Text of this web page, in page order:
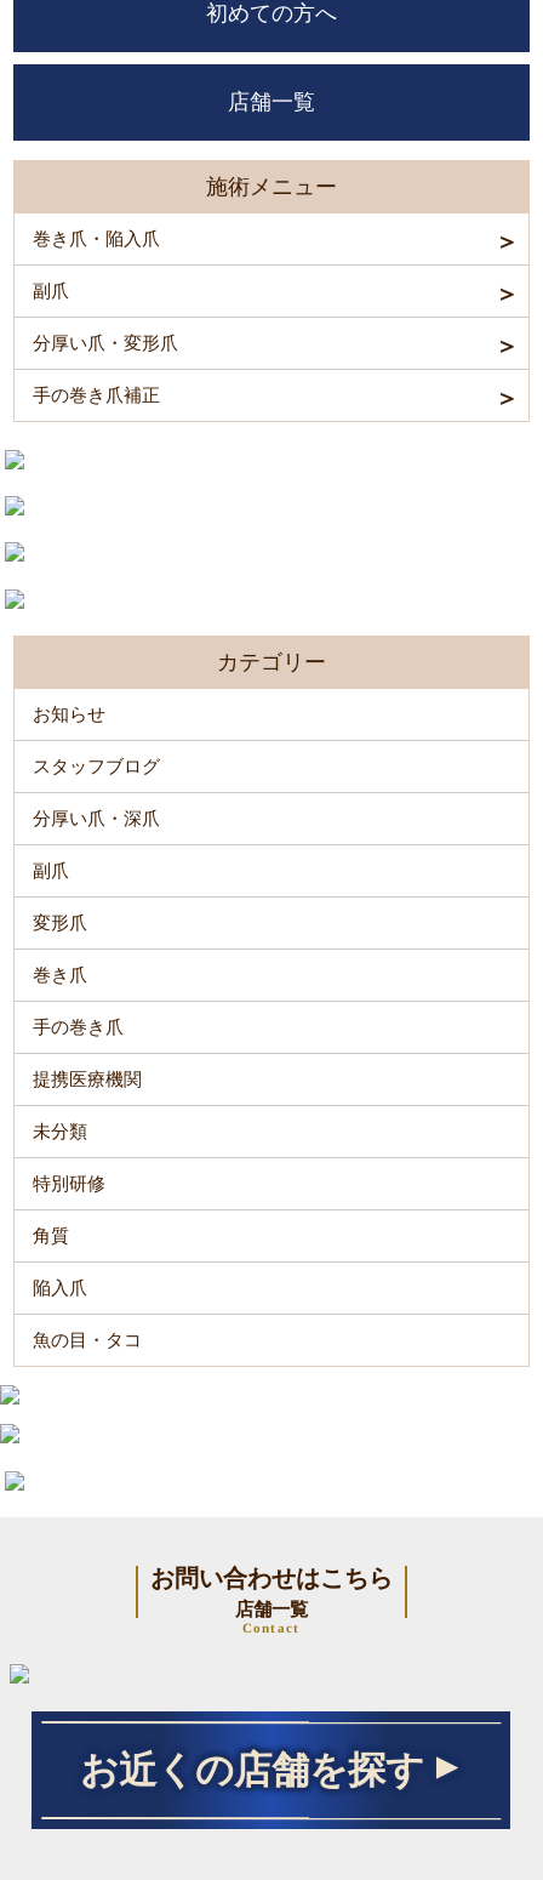
初めての方へ
店舗一覧
施術メニュー
巻き爪・陥入爪
副爪
分厚い爪・変形爪
手の巻き爪補正
カテゴリー
お知らせ
スタッフブログ
分厚い爪・深爪
副爪
変形爪
巻き爪
手の巻き爪
提携医療機関
未分類
特別研修
角質
陥入爪
魚の目・タコ
お問い合わせはこちら
店舗一覧
Contact
お近くの店舗を探す